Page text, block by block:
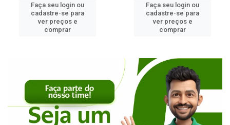
Faça seu login ou
cadastre-se para
ver preços e
comprar
Faça seu login ou
cadastre-se para
ver preços e
comprar